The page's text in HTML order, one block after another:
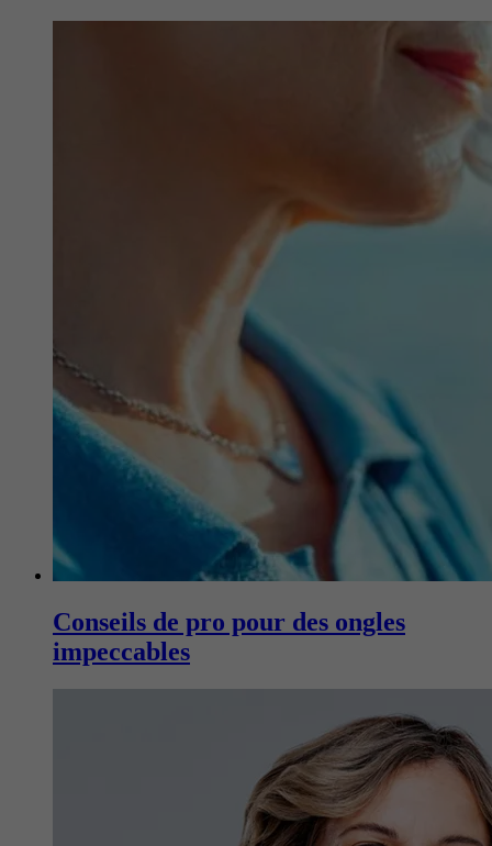
Conseils de pro pour des ongles
impeccables